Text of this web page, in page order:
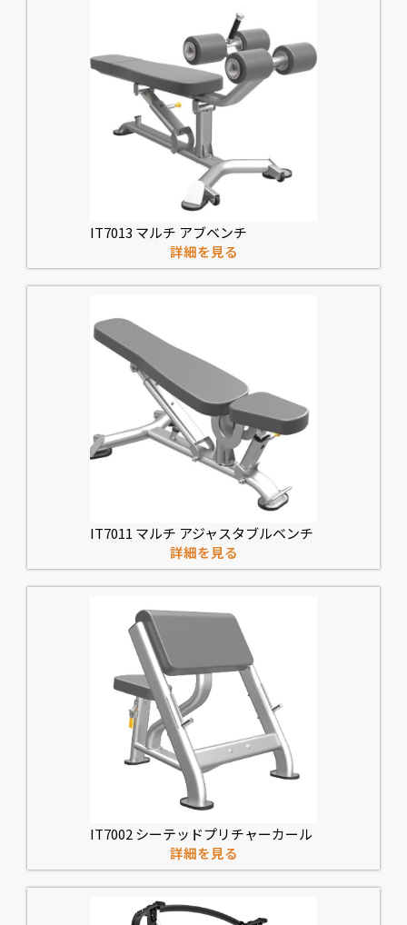
IT7013 マルチ アブベンチ
詳細を見る
IT7011 マルチ アジャスタブルベンチ
詳細を見る
IT7002 シーテッドプリチャーカール
詳細を見る